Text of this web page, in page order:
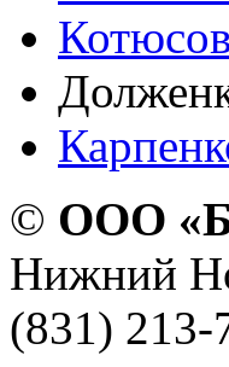
© ООО
Нижний
(831) 213-